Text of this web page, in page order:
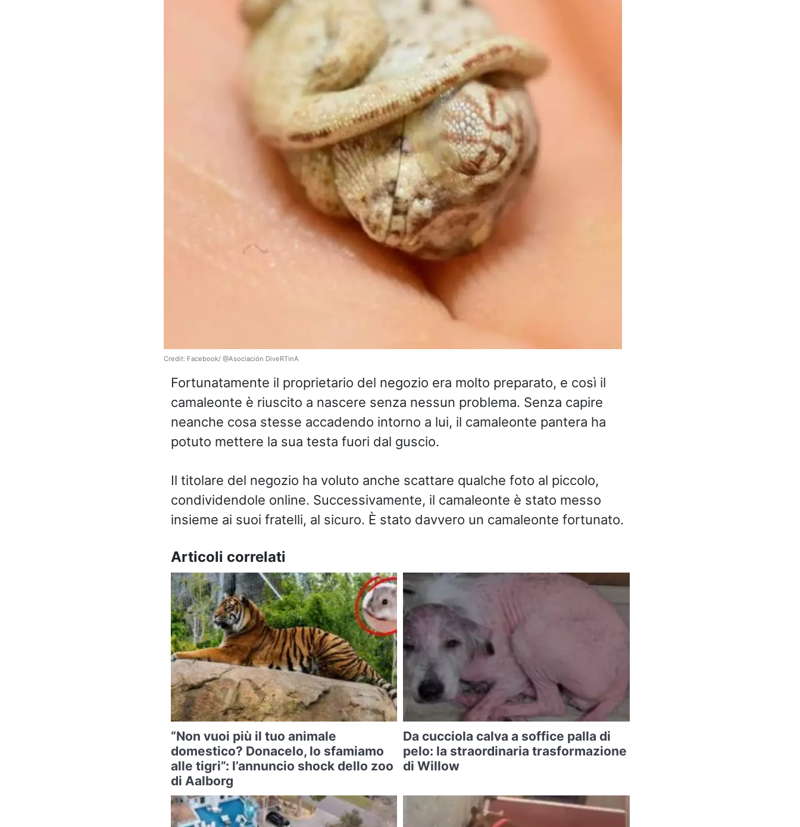
Credit: Facebook/ @Asociación DiveRTinA
Fortunatamente il proprietario del negozio era molto preparato, e così il
camaleonte è riuscito a nascere senza nessun problema. Senza capire
neanche cosa stesse accadendo intorno a lui, il camaleonte pantera ha
potuto mettere la sua testa fuori dal guscio.
Il titolare del negozio ha voluto anche scattare qualche foto al piccolo,
condividendole online. Successivamente, il camaleonte è stato messo
insieme ai suoi fratelli, al sicuro. È stato davvero un camaleonte fortunato.
Articoli correlati
“Non vuoi più il tuo animale
domestico? Donacelo, lo sfamiamo
alle tigri”: l’annuncio shock dello zoo
di Aalborg
Da cucciola calva a soffice palla di
pelo: la straordinaria trasformazione
di Willow